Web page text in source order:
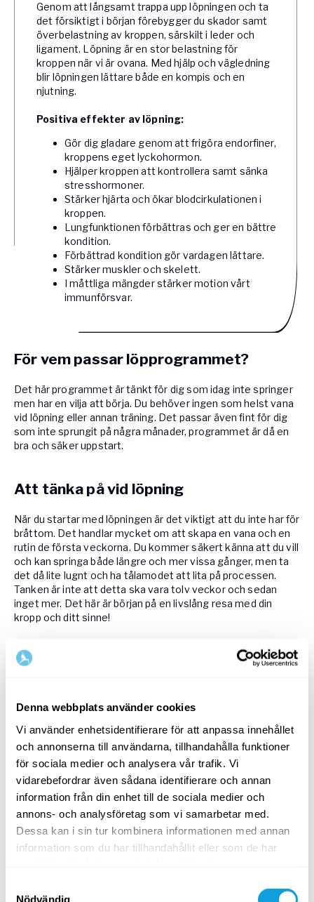
Denna webbplats använder cookies
Vi använder enhetsidentifierare för att anpassa innehållet
och annonserna till användarna, tillhandahålla funktioner
för sociala medier och analysera vår trafik. Vi
vidarebefordrar även sådana identifierare och annan
information från din enhet till de sociala medier och
annons- och analysföretag som vi samarbetar med.
Dessa kan i sin tur kombinera informationen med annan
information som du har tillhandahållit eller som de har
Nödvändig
Genom att långsamt trappa upp löpningen och ta
det försiktigt i början förebygger du skador samt
överbelastning av kroppen, särskilt i leder och
ligament. Löpning är en stor belastning för
kroppen när vi är ovana. Med hjälp och vägledning
blir löpningen lättare både en kompis och en
njutning.
Positiva effekter av löpning:
Gör dig gladare genom att frigöra endorfiner,
kroppens eget lyckohormon.
Hjälper kroppen att kontrollera samt sänka
stresshormoner.
Stärker hjärta och ökar blodcirkulationen i
kroppen.
Lungfunktionen förbättras och ger en bättre
kondition.
Förbättrad kondition gör vardagen lättare.
Stärker muskler och skelett.
I måttliga mängder stärker motion vårt
immunförsvar.
För vem passar löpprogrammet?
Det här programmet är tänkt för dig som idag inte springer
men har en vilja att börja. Du behöver ingen som helst vana
vid löpning eller annan träning. Det passar även fint för dig
som inte sprungit på några månader, programmet är då en
bra och säker uppstart.
Att tänka på vid löpning
När du startar med löpningen är det viktigt att du inte har för
bråttom. Det handlar mycket om att skapa en vana och en
rutin de första veckorna. Du kommer säkert känna att du vill
och kan springa både längre och mer vissa gånger, men ta
det då lite lugnt och ha tålamodet att lita på processen.
Tanken är inte att detta ska vara tolv veckor och sedan
inget mer. Det här är början på en livslång resa med din
kropp och ditt sinne!
Löparprogrammets upplägg
veckor. Varje vecka innehåller:
vägledning av veckan.
Rörlighet-/ återhämtnings- och/eller
styrkevideor.
Veckans passupplägg innehållande 2-3 löppass
samlade längst ned.
Videosekvenser:Utöver veckans introduktionsvideo
hittar du även inspirationsvideor på temat löpning,
sekvenser med olika styrkeövningar och